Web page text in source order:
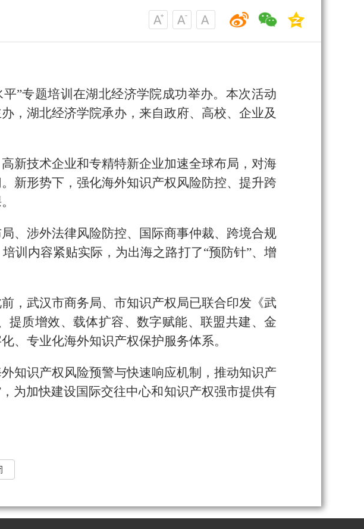
”专题培训在湖北经济学院成功举办。本次活动
，湖北经济学院承办，来自政府、高校、企业及
新技术企业和专精特新企业加速全球布局，对海
新形势下，强化海外知识产权风险防控、提升跨
、涉外法律风险防控、国际商事仲裁、跨境合规
训内容紧贴实际，为出海之路打了“预防针”、增
，武汉市商务局、市知识产权局已联合印发《武
提质增效、载体扩容、数字赋能、联盟共建、金
、专业化海外知识产权保护服务体系。
知识产权风险预警与快速响应机制，推动知识产
为加快建设国际交往中心和知识产权强市提供有